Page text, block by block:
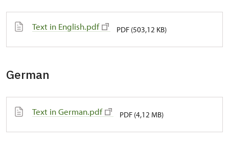
Text in English.pdf PDF (503,12 KB)
German
Text in German.pdf PDF (4,12 MB)